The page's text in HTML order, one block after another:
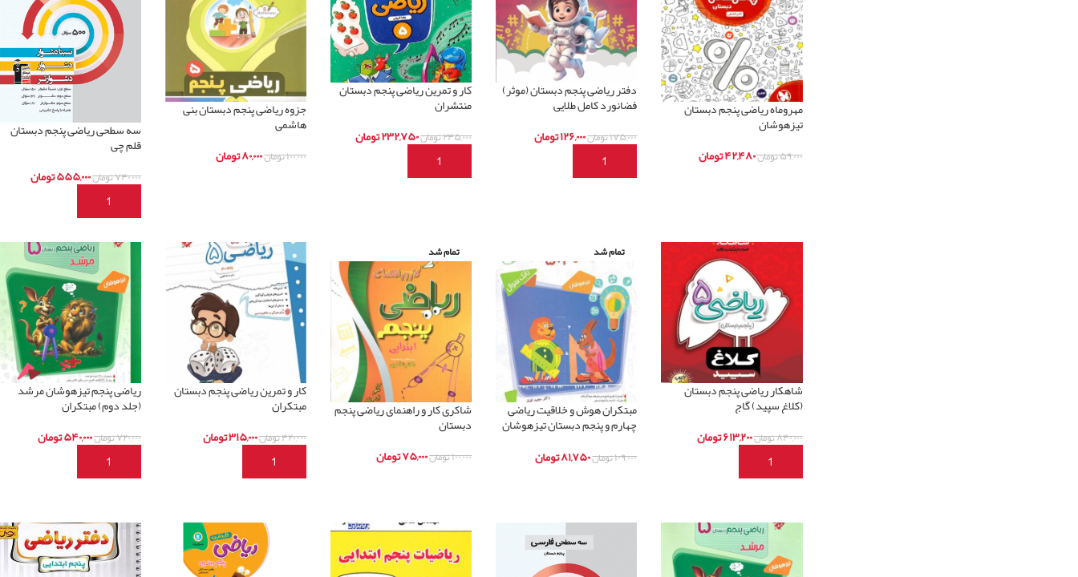
مهروماه ریاضی پنجم دبستان
تیزهوشان
۵۹,۰۰۰تومان۴۲,۴۸۰تومان
دفتر ریاضی پنجم دبستان (موثر)
فضانورد کامل طلایی
۱۷۵,۰۰۰تومان۱۲۶,۰۰۰تومان
افزودن به سبد خرید
کار و تمرین ریاضی پنجم دبستان
منتشران
۲۴۵,۰۰۰تومان۲۳۲,۷۵۰تومان
افزودن به سبد خرید
جزوه ریاضی پنجم دبستان بنی
هاشمی
۱۰۰,۰۰۰تومان۸۰,۰۰۰تومان
سه سطحی ریاضی پنجم دبستان
قلم چی
۷۴۰,۰۰۰تومان۵۵۵,۰۰۰تومان
افزودن به سبد خرید
شاهکار ریاضی پنجم دبستان
(کلاغ سپید) گاج
۸۴۰,۰۰۰تومان۶۱۳,۲۰۰تومان
افزودن به سبد خرید
تمام شد
مبتکران هوش و خلاقیت ریاضی
چهارم و پنجم دبستان تیزهوشان
مرشد
۱۰۹,۰۰۰تومان۸۱,۷۵۰تومان
تمام شد
شاکری کار و راهنمای ریاضی پنجم
دبستان
۱۰۰,۰۰۰تومان۷۵,۰۰۰تومان
کار و تمرین ریاضی پنجم دبستان
مبتکران
۴۲۰,۰۰۰تومان۳۱۵,۰۰۰تومان
افزودن به سبد خرید
ریاضی پنجم تیزهوشان مرشد
(جلد دوم) مبتکران
۷۲۰,۰۰۰تومان۵۴۰,۰۰۰تومان
افزودن به سبد خرید